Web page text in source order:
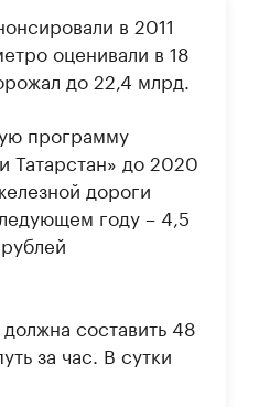
в 2011
оценивали в 18
до 22,4 млрд.
программу
Татарстан» до 2020
дороги
году – 4,5
составить 48
за час. В сутки